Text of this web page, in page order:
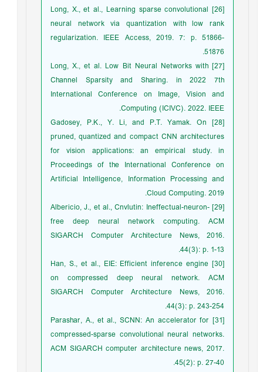
[26] Long, X., et al., Learning sparse convolutional
neural network via quantization with low rank
regularization. IEEE Access, 2019. 7: p. 51866-
51876.
[27] Long, X., et al. Low Bit Neural Networks with
Channel Sparsity and Sharing. in 2022 7th
International Conference on Image, Vision and
Computing (ICIVC). 2022. IEEE.
[28] Gadosey, P.K., Y. Li, and P.T. Yamak. On
pruned, quantized and compact CNN architectures
for vision applications: an empirical study. in
Proceedings of the International Conference on
Artificial Intelligence, Information Processing and
Cloud Computing. 2019.
[29] Albericio, J., et al., Cnvlutin: Ineffectual-neuron-
free deep neural network computing. ACM
SIGARCH Computer Architecture News, 2016.
44(3): p. 1-13.
[30] Han, S., et al., EIE: Efficient inference engine
on compressed deep neural network. ACM
SIGARCH Computer Architecture News, 2016.
44(3): p. 243-254.
[31] Parashar, A., et al., SCNN: An accelerator for
compressed-sparse convolutional neural networks.
ACM SIGARCH computer architecture news, 2017.
45(2): p. 27-40.